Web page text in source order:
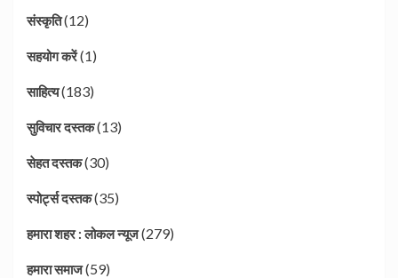
संस्कृति(12)
सहयोग करें(1)
साहित्य(183)
सुविचार दस्तक(13)
सेहत दस्तक(30)
स्पोर्ट्स दस्तक(35)
हमारा शहर : लोकल न्यूज(279)
हमारा समाज(59)